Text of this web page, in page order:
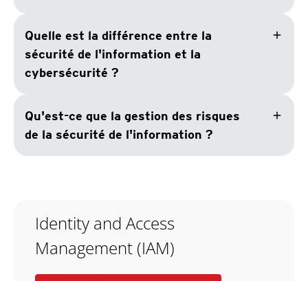
Quelle est la différence entre la
sécurité de l'information et la
cybersécurité ?
add
Qu'est-ce que la gestion des risques
de la sécurité de l'information ?
add
Identity and Access
Management (IAM)